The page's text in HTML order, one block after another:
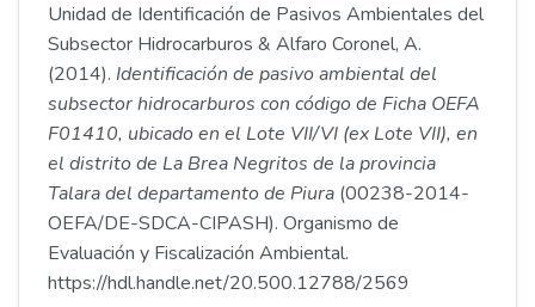
Unidad de Identificación de Pasivos Ambientales del
Subsector Hidrocarburos & Alfaro Coronel, A.
(2014). Identificación de pasivo ambiental del
subsector hidrocarburos con código de Ficha OEFA
F01410, ubicado en el Lote VII/VI (ex Lote VII), en
el distrito de La Brea Negritos de la provincia
Talara del departamento de Piura (00238-2014-
OEFA/DE-SDCA-CIPASH). Organismo de
Evaluación y Fiscalización Ambiental.
https://hdl.handle.net/20.500.12788/2569